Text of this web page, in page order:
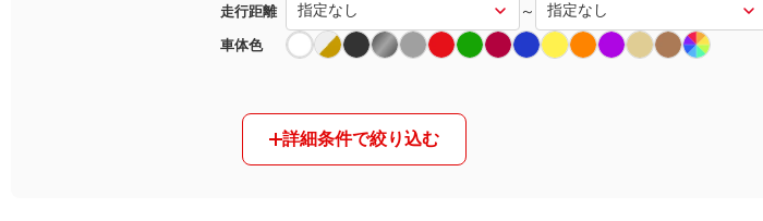
走行距離 ～
車体色
詳細条件で絞り込む